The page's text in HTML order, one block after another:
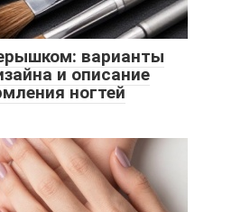
варианты
и описание
ногтей